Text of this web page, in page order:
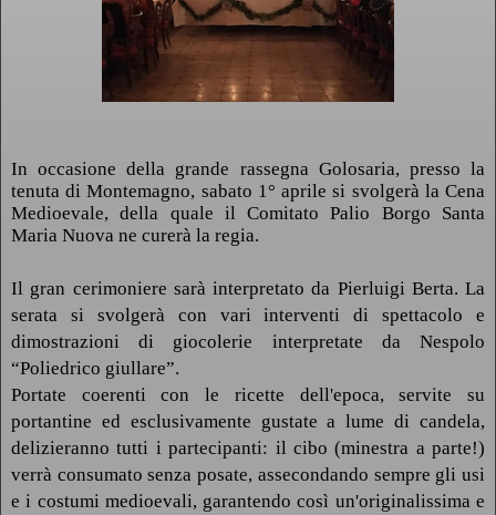
In occasione della grande rassegna Golosaria, presso la
tenuta di Montemagno, sabato 1° aprile si svolgerà la Cena
Medioevale, della quale il Comitato Palio Borgo Santa
Maria Nuova ne curerà la regia.
Il gran cerimoniere sarà interpretato da Pierluigi Berta. La
serata si svolgerà con vari interventi di spettacolo e
dimostrazioni di giocolerie interpretate da Nespolo
“Poliedrico giullare”.
Portate coerenti con le ricette dell'epoca, servite su
portantine ed esclusivamente gustate a lume di candela,
delizieranno tutti i partecipanti: il cibo (minestra a parte!)
verrà consumato senza posate, assecondando sempre gli usi
e i costumi medioevali, garantendo così un'originalissima e